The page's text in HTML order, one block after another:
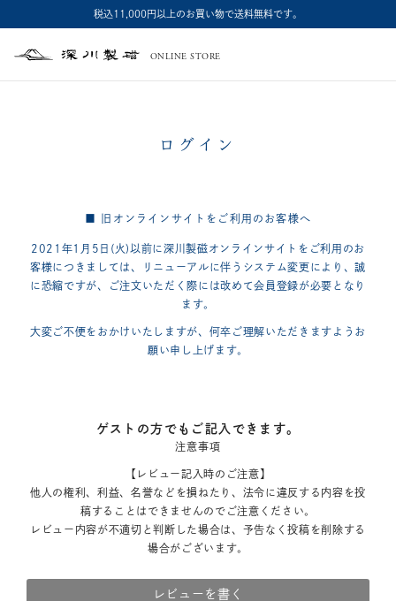
税込11,000円以上のお買い物で送料無料です。
深
製
ONLINE STORE
ログイン
■ 旧オンラインサイトをご利用のお客様へ
2021年1月5日(火)以前に深川製磁オンラインサイトをご利用のお
客様につきましては、
リニューアルに伴うシステム変更により、誠
に恐縮ですが、
ご注文いただく際には改めて会員登録が必要となり
ます。
大変ご不便をおかけいたしますが、何卒ご理解いただきますようお
願い申し上げます。
ゲストの方でもご記入できます。
注意事項
【レビュー記入時のご注意】
他人の権利、利益、名誉などを損ねたり、法令に違反する内容を投
稿することはできませんのでご注意ください。
レビュー内容が不適切と判断した場合は、予告なく投稿を削除する
場合がございます。
レビューを書く